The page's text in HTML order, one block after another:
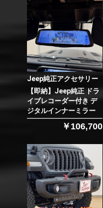
Jeep純正アクセサリー
【即納】Jeep純正 ドラ
イブレコーダー付き デ
ジタルインナーミラー
￥106,700